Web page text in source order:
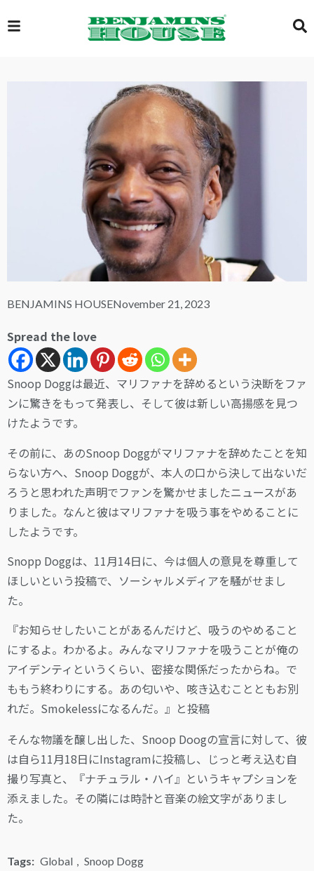
EXCLUSIVE
GLOBAL
VIDEOS
GALLERY
LOGIN
BENJAMINS HOUSENovember 21, 2023
Spread the love
Snoop Doggは最近、マリファナを辞めるという決断をファ
ンに驚きをもって発表し、そして彼は新しい高揚感を見つ
けたようです。
その前に、あのSnoop Doggがマリファナを辞めたことを知
らない方へ、Snoop Doggが、本人の口から決して出ないだ
ろうと思われた声明でファンを驚かせましたニュースがあ
りました。なんと彼はマリファナを吸う事をやめることに
したようです。
Snopp Doggは、11月14日に、今は個人の意見を尊重して
ほしいという投稿で、ソーシャルメディアを騒がせまし
た。
『お知らせしたいことがあるんだけど、吸うのやめること
にするよ。わかるよ。みんなマリファナを吸うことが俺の
アイデンティというくらい、密接な関係だったからね。で
ももう終わりにする。あの匂いや、咳き込むことともお別
れだ。Smokelessになるんだ。』と投稿
そんな物議を醸し出した、Snoop Doogの宣言に対して、彼
は自ら11月18日にInstagramに投稿し、じっと考え込む自
撮り写真と、『ナチュラル・ハイ』というキャプションを
添えました。その隣には時計と音楽の絵文字がありまし
た。
Tags: Global , Snoop Dogg